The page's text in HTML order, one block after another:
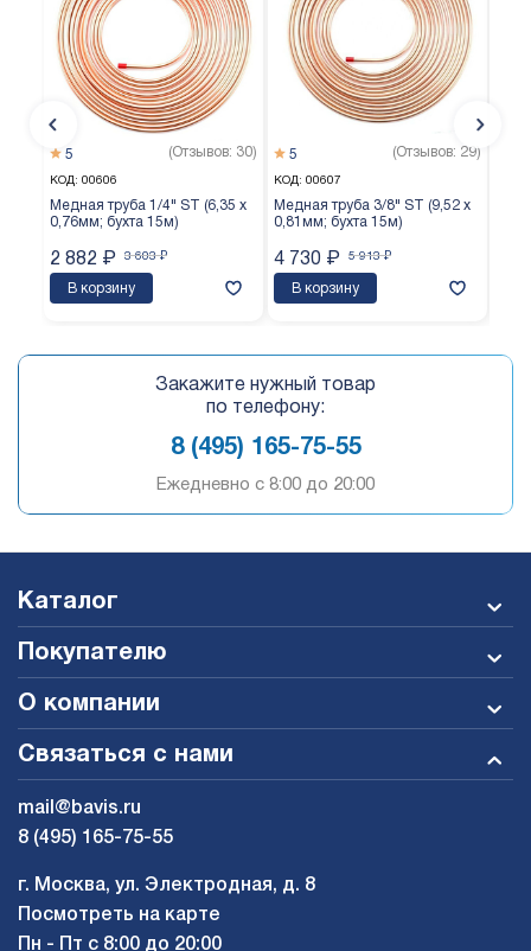
КОД: 00606
Медная труба 1/4" ST (6,35 х
0,76мм; бухта 15м)
(Отзывов: 30)
5
3 603 ₽
2 882 ₽
В корзину
КОД: 00607
Медная труба 3/8" ST (9,52 х
0,81мм; бухта 15м)
(Отзывов: 29)
5
5 913 ₽
4 730 ₽
В корзину
Закажите нужный товар
по телефону:
8 (495) 165-75-55
Ежедневно c 8:00 до 20:00
Каталог
Покупателю
О компании
Связаться с нами
mail@bavis.ru
8 (495) 165-75-55
г. Москва, ул. Электродная, д. 8
Посмотреть на карте
Пн - Пт с 8:00 до 20:00